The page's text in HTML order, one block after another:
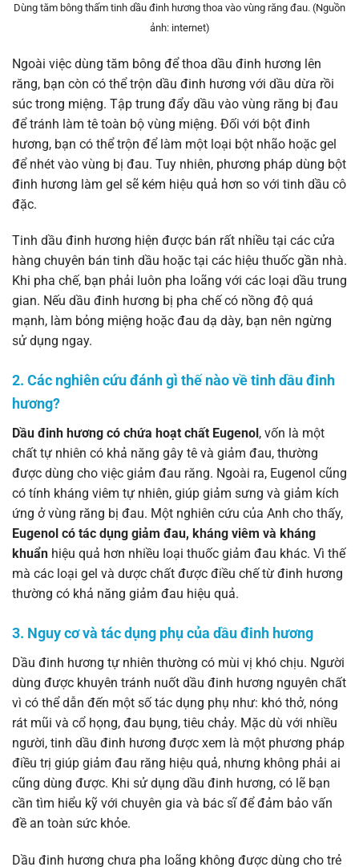
Dùng tăm bông thấm tinh dầu đinh hương thoa vào vùng răng đau. (Nguồn
ảnh: internet)
Ngoài việc dùng tăm bông để thoa dầu đinh hương lên
răng, bạn còn có thể trộn dầu đinh hương với dầu dừa rồi
súc trong miệng. Tập trung đẩy dầu vào vùng răng bị đau
để tránh làm tê toàn bộ vùng miệng. Đối với bột đinh
hương, bạn có thể trộn để làm một loại bột nhão hoặc gel
để nhét vào vùng bị đau. Tuy nhiên, phương pháp dùng bột
đinh hương làm gel sẽ kém hiệu quả hơn so với tinh dầu cô
đặc.
Tinh dầu đinh hương hiện được bán rất nhiều tại các cửa
hàng chuyên bán tinh dầu hoặc tại các hiệu thuốc gần nhà.
Khi pha chế, bạn phải luôn pha loãng với các loại dầu trung
gian. Nếu dầu đinh hương bị pha chế có nồng độ quá
mạnh, làm bỏng miệng hoặc đau dạ dày, bạn nên ngừng
sử dụng ngay.
2. Các nghiên cứu đánh gì thế nào về tinh dầu đinh
hương?
Dầu đinh hương có chứa hoạt chất Eugenol , vốn là một
chất tự nhiên có khả năng gây tê và giảm đau, thường
được dùng cho việc giảm đau răng. Ngoài ra, Eugenol cũng
có tính kháng viêm tự nhiên, giúp giảm sưng và giảm kích
ứng ở vùng răng bị đau. Một nghiên cứu của Anh cho thấy,
Eugenol có tác dụng giảm đau, kháng viêm và kháng
khuẩn hiệu quả hơn nhiều loại thuốc giảm đau khác. Vì thế
mà các loại gel và dược chất được điều chế từ đinh hương
thường có khả năng giảm đau hiệu quả.
3. Nguy cơ và tác dụng phụ của dầu đinh hương
Dầu đinh hương tự nhiên thường có mùi vị khó chịu. Người
dùng được khuyên tránh nuốt dầu đinh hương nguyên chất
vì có thể dẫn đến một số tác dụng phụ như: khó thở, nóng
rát mũi và cổ họng, đau bụng, tiêu chảy. Mặc dù với nhiều
người, tinh dầu đinh hương được xem là một phương pháp
điều trị giúp giảm đau răng hiệu quả, nhưng không phải ai
cũng dùng được. Khi sử dụng dầu đinh hương, có lẽ bạn
cần tìm hiểu kỹ với chuyên gia và bác sĩ để đảm bảo vấn
đề an toàn sức khỏe.
Dầu đinh hương chưa pha loãng không được dùng cho trẻ